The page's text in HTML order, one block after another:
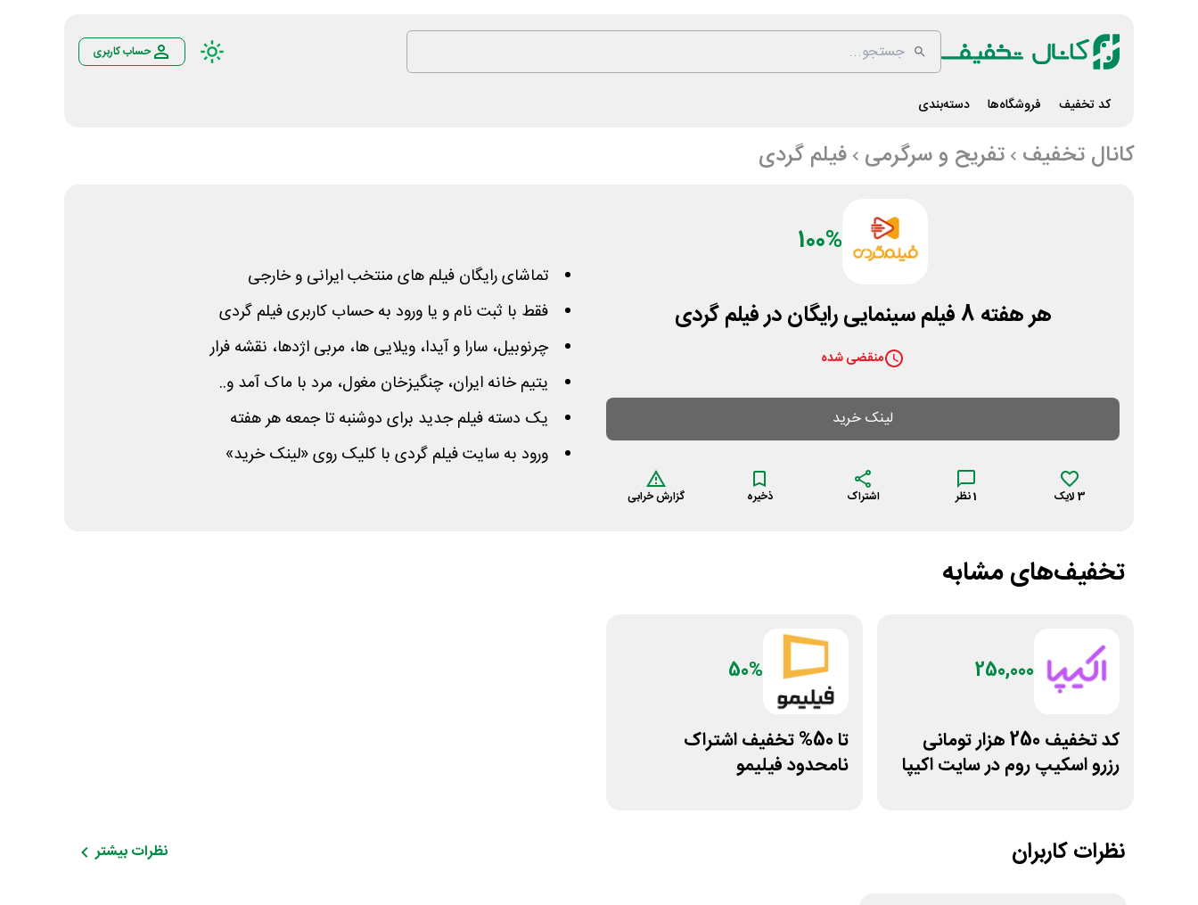
حساب کاربری
کد تخفیف فروشگاه‌ها دسته‌بندی
کانال تخفیف تفریح و سرگرمی فیلم گردی
100%
هر هفته 8 فیلم سینمایی رایگان در فیلم گردی
منقضی شده
لینک خرید
3 لایک 1نظر اشتراک ذخیره گزارش خرابی
تماشای رایگان فیلم های منتخب ایرانی و خارجی
فقط با ثبت نام و یا ورود به حساب کاربری فیلم گردی
چرنوبیل، سارا و آیدا، ویلایی ها، مربی اژدها، نقشه فرار
یتیم خانه ایران، چنگیزخان مغول، مرد با ماک آمد و..
یک دسته فیلم جدید برای دوشنبه تا جمعه هر هفته
ورود به سایت فیلم گردی با کلیک روی «لینک خرید»
تخفیف‌های مشابه
250,000
کد تخفیف 250 هزار تومانی
رزرو اسکیپ روم در سایت اکیپا
50%
تا 50% تخفیف اشتراک
نامحدود فیلیمو
نظرات کاربران نظرات بیشتر